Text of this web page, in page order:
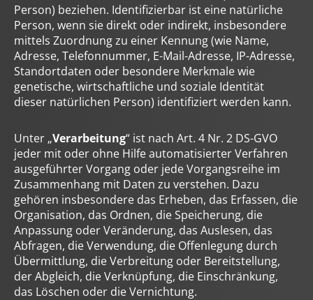
Person) beziehen. Identifizierbar ist eine natürliche
Person, wenn sie direkt oder indirekt, insbesondere
mittels Zuordnung zu einer Kennung (wie Name,
Adresse, Telefonnummer, E-Mail-Adresse, IP-Adresse,
Standortdaten oder besondere Merkmale wie
genetische, wirtschaftliche und soziale Identität
dieser natürlichen Person) identifiziert werden kann.
Unter „Verarbeitung“ ist nach Art. 4 Nr. 2 DS-GVO
jeder mit oder ohne Hilfe automatisierter Verfahren
ausgeführter Vorgang oder jede Vorgangsreihe im
Zusammenhang mit Daten zu verstehen. Dazu
gehören insbesondere das Erheben, das Erfassen, die
Organisation, das Ordnen, die Speicherung, die
Anpassung oder Veränderung, das Auslesen, das
Abfragen, die Verwendung, die Offenlegung durch
Übermittlung, die Verbreitung oder Bereitstellung,
der Abgleich, die Verknüpfung, die Einschränkung,
das Löschen oder die Vernichtung.